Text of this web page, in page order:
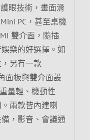
護眼技術，畫面滑
PC，甚至桌機
雙介面，隨插
樂的好選擇。如
另有一款
面板與雙介面設
量輕、機動性
兩款皆內建喇
，影音、會議通